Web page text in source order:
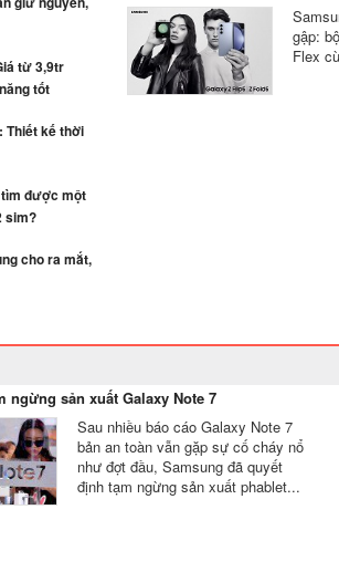
từ 3,9tr
tốt
Thiết kế thời
được một
sim?
cho ra mắt,
gập:
Flex
ngừng sản xuất Galaxy Note 7
Sau nhiều báo cáo Galaxy Note 7
bản an toàn vẫn gặp sự cố cháy nổ
như đợt đầu, Samsung đã quyết
định tạm ngừng sản xuất phablet...